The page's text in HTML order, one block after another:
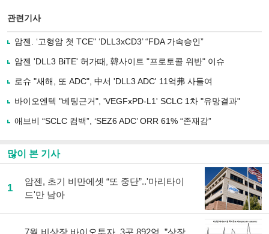
로
사
유
기
관련기사
암젠. ‘고형암 첫 TCE" ‘DLL3xCD3’ “FDA 가속승인”
암젠 'DLL3 BiTE' 허가때, 韓사이트 "프로토콜 위반" 이슈
로슈 "새해, 또 ADC", 中서 'DLL3 ADC' 11억弗 사들여
바이오엔텍 "베팅근거", 'VEGFxPD-L1' SCLC 1차 "유망결과"
애브비 “SCLC 컴백”, ‘SEZ6 ADC’ ORR 61% “존재감”
많이 본 기사
1
암젠, 초기 비만에셋 “또 중단”..'마리타이
드'만 남아
7월 비상장 바이오투자, 3곳 892억..”상장